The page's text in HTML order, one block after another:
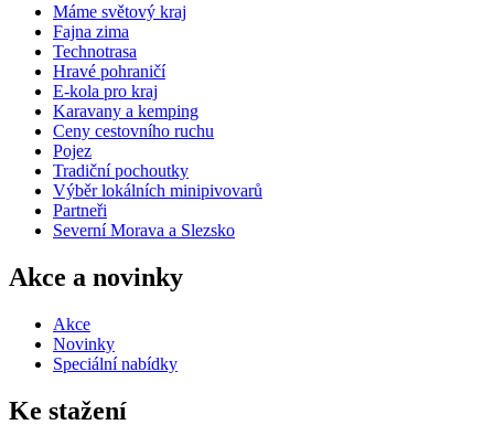
Máme světový kraj
Fajna zima
Technotrasa
Hravé pohraničí
E-kola pro kraj
Karavany a kemping
Ceny cestovního ruchu
Pojez
Tradiční pochoutky
Výběr lokálních minipivovarů
Partneři
Severní Morava a Slezsko
Akce a novinky
Akce
Novinky
Speciální nabídky
Ke stažení